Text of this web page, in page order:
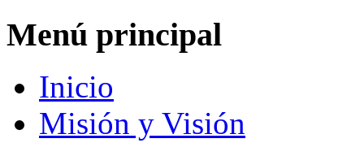
Menú principal
Inicio
Misión y Visión